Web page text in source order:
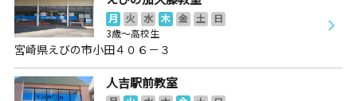
月 火 水 木 金 土
日
3歳～高校生
宮崎県えびの市小田４０６－３
人吉駅前教室